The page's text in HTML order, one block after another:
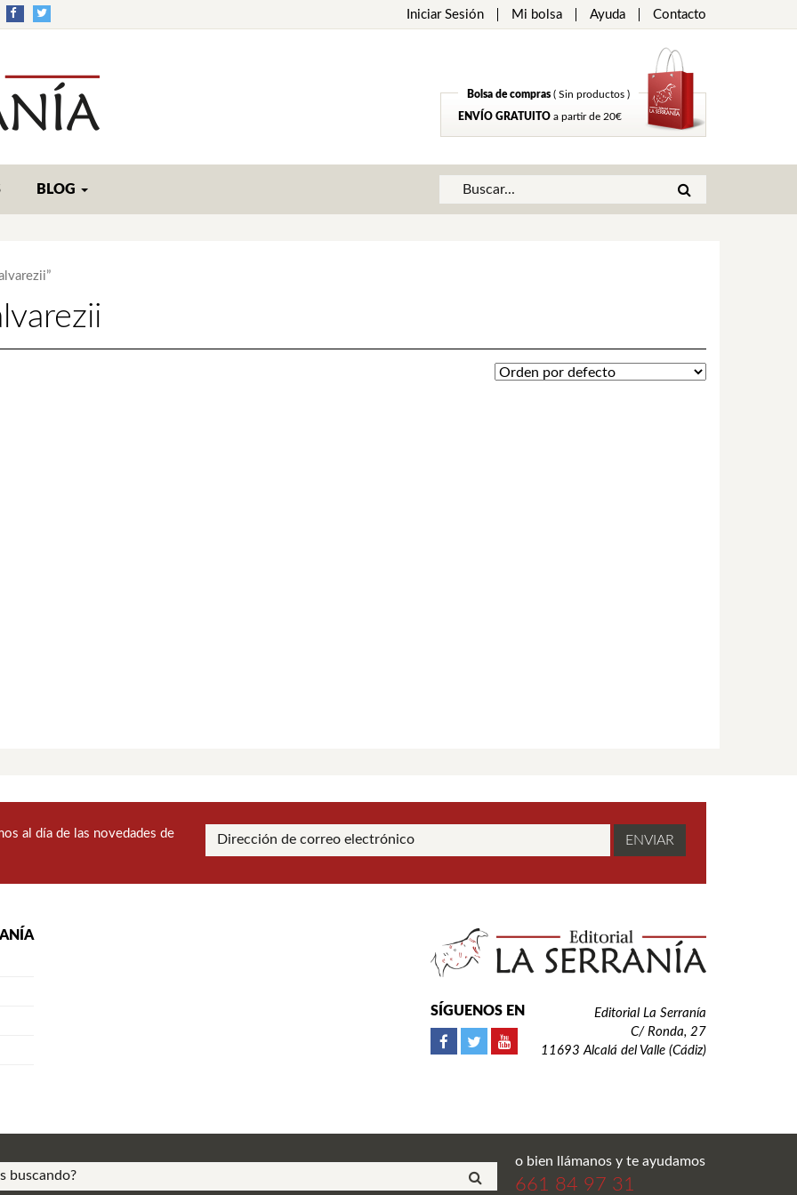
Iniciar Sesión Mi bolsa Ayuda Contacto
Bolsa de compras ( Sin productos )
ENVÍO GRATUITO a partir de 20€
BLOG
al día de las novedades de
SÍGUENOS EN
Editorial La Serranía
C/ Ronda, 27
11693 Alcalá del Valle (Cádiz)
o bien llámanos y te ayudamos
661 84 97 31